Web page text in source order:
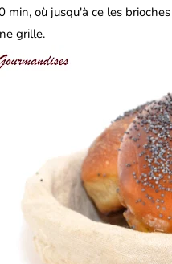
min, où jusqu'à ce les
grille.